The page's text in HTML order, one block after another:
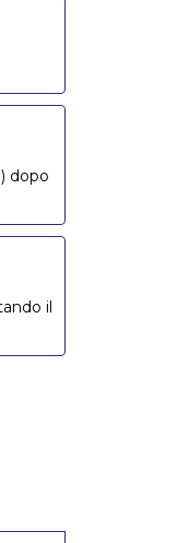
dopo
il